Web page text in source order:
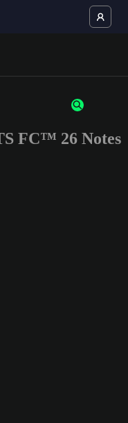
ou chiffres.
FC™ 26 Notes